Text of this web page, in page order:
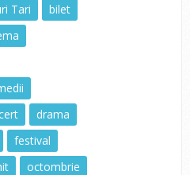
Tari
bilet
drama
festival
octombrie